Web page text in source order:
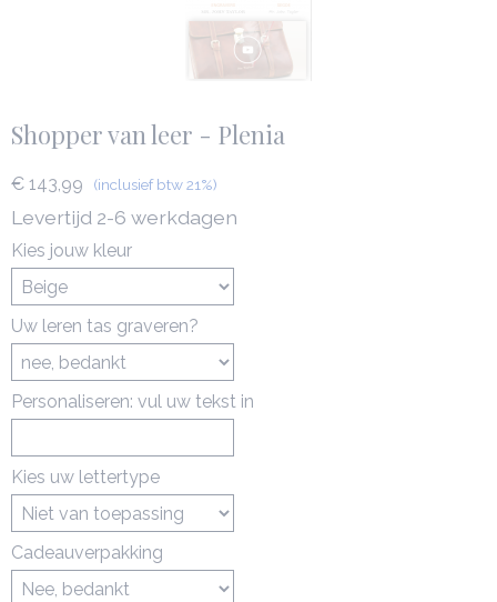
Shopper van leer - Plenia
€ 143,99 (inclusief btw 21%)
Levertijd 2-6 werkdagen
Kies jouw kleur
Uw leren tas graveren?
Personaliseren: vul uw tekst in
Kies uw lettertype
Cadeauverpakking